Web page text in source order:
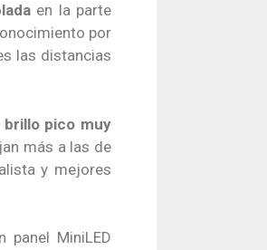
en la parte
por
las distancias
brillo pico muy
más a las de
y mejores
MiniLED